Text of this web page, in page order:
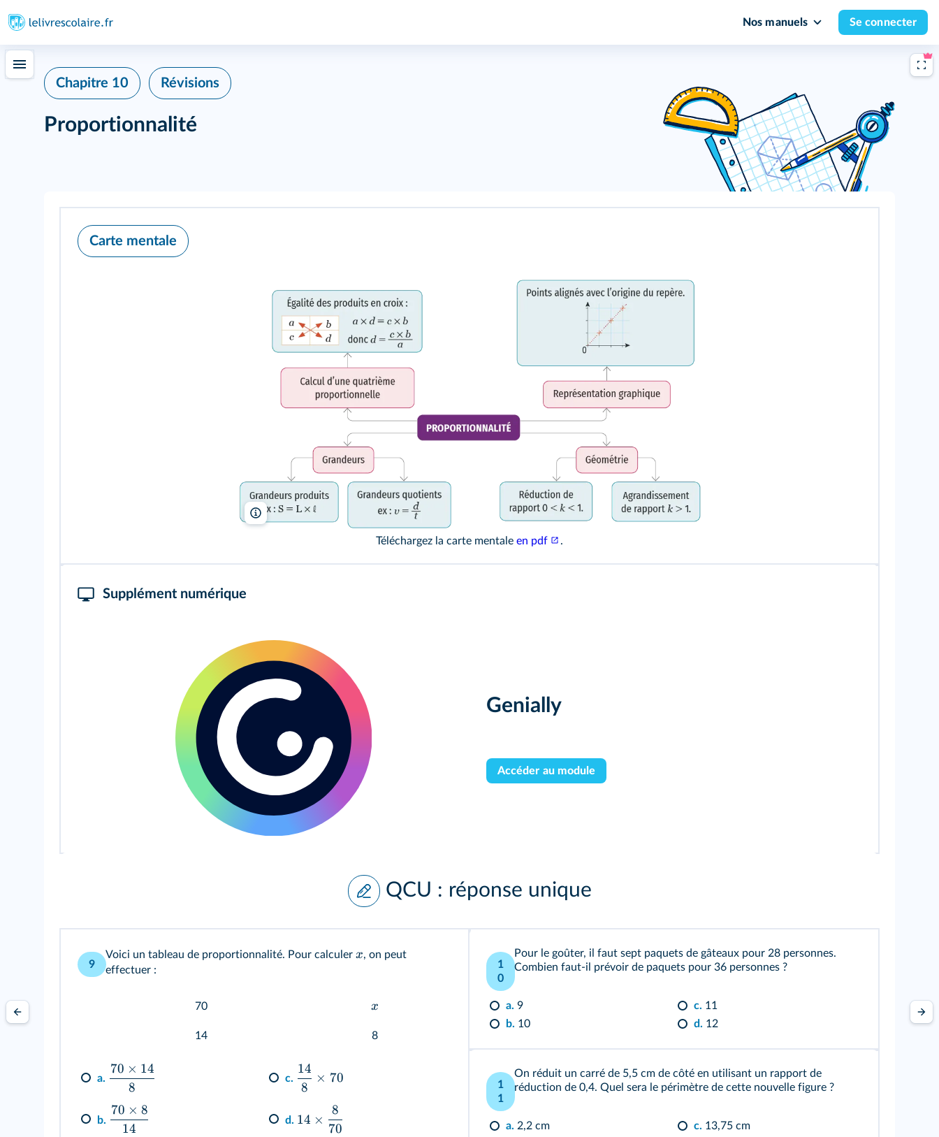
Nos manuels Se connecter
Chapitre 10 Révisions
Proportionnalité
Carte mentale
Téléchargez la carte mentale en pdf .
Supplément numérique
Genially
Accéder au module
QCU : réponse unique
9
Voici un tableau de proportionnalité. Pour calculer x, on peut
effectuer :
70 x
14 8
a.
8
70 × 14
b.
14
70 × 8
c.
8
14
× 70
d. 14 ×
70
8
1
0
Pour le goûter, il faut sept paquets de gâteaux pour 28 personnes.
Combien faut-il prévoir de paquets pour 36 personnes ?
a. 9
b. 10
c. 11
d. 12
1
1
On réduit un carré de 5,5 cm de côté en utilisant un rapport de
réduction de 0,4. Quel sera le périmètre de cette nouvelle figure ?
a. 2,2 cm
c. 13,75 cm